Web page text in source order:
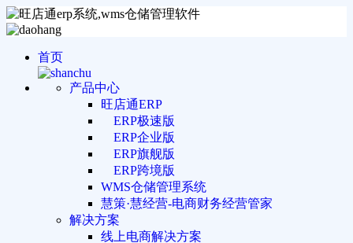
首页
产品中心
旺店通ERP
ERP极速版
ERP企业版
ERP旗舰版
ERP跨境版
WMS仓储管理系统
慧策·慧经营-电商财务经营管家
解决方案
线上电商解决方案